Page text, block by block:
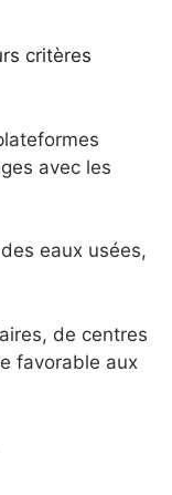
critères
avec les
eaux usées,
de centres
favorable aux